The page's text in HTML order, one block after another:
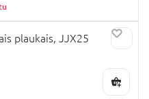
plaukais, JJX25